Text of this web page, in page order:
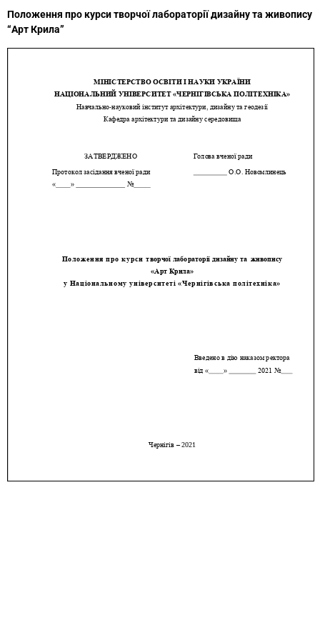
Положення про курси творчої лабораторії дизайну та живопису
“Арт Крила”